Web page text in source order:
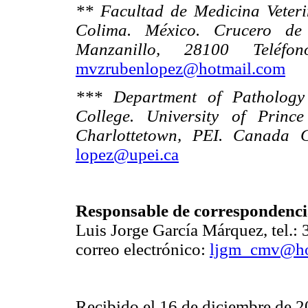
** Facultad de Medicina
Colima. México. Crucero
Manzanillo, 28100
mvzrubenlopez@hotmail.com
*** Department of
College. University of
Charlottetown, PEI.
lopez@upei.ca
Responsable de
Luis Jorge García Márquez, tel.:
correo electrónico: